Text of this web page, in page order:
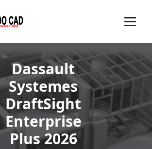
Dassault
Systemes
DraftSight
Enterprise
Plus 2026